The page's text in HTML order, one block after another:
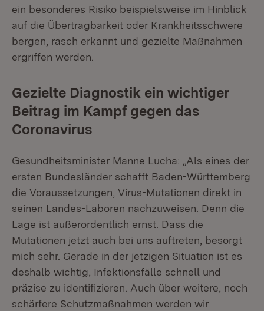
ein besonderes Risiko beispielsweise im Hinblick
auf die Übertragbarkeit oder Krankheitsschwere
bergen, rasch erkannt und gezielte Maßnahmen
ergriffen werden.
Gezielte Diagnostik ein wichtiger
Beitrag im Kampf gegen das
Coronavirus
Gesundheitsminister Manne Lucha: „Als eines der
ersten Bundesländer schafft Baden-Württemberg
die Voraussetzungen, Virus-Mutationen direkt in
seinen Landes-Laboren nachzuweisen. Denn die
Lage ist außerordentlich ernst. Dass die
Mutationen jetzt auch bei uns auftreten, besorgt
mich sehr. Gerade in der jetzigen Situation ist es
deshalb wichtig, Infektionsfälle schnell und
präzise zu identifizieren. Auch über weitere, noch
schärfere Schutzmaßnahmen werden wir